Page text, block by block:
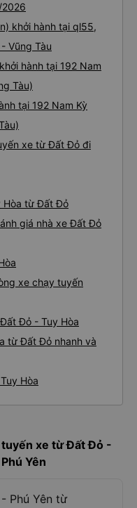
khởi hành tại ql55,
Vũng Tàu
hành tại 192 Nam
Tàu)
tại 192 Nam Kỳ
xe từ Đất Đỏ đi
Hòa từ Đất Đỏ
giá nhà xe Đất Đỏ
xe chạy tuyến
Đỏ - Tuy Hòa
từ Đất Đỏ nhanh và
Hòa
xe từ Đất Đỏ -
Yên
Phú Yên từ